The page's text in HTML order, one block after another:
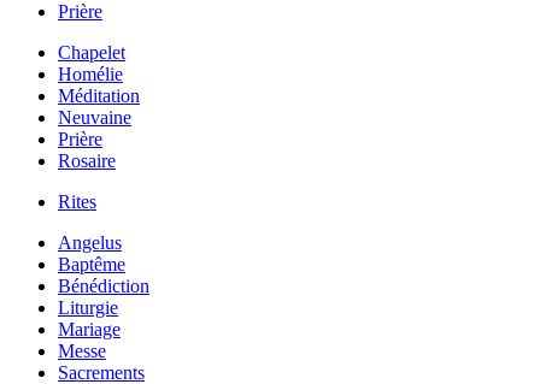
Prière
Chapelet
Homélie
Méditation
Neuvaine
Prière
Rosaire
Rites
Angelus
Baptême
Bénédiction
Liturgie
Mariage
Messe
Sacrements